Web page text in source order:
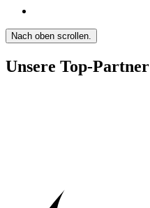
Nach oben scrollen.
Unsere Top-Partner